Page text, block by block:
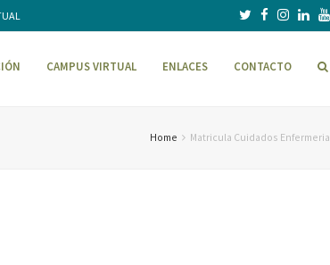
CAMPUS VIRTUAL ENLACES CONTACTO
Home Matricula Cuidados Enfermeria